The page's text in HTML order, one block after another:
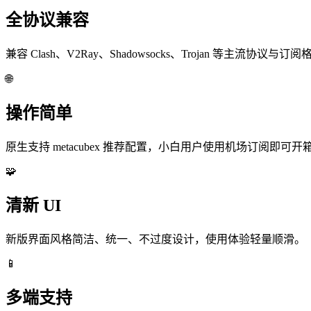
全协议兼容
兼容 Clash、V2Ray、Shadowsocks、Trojan 等主流协议与订阅格
🌐
操作简单
原生支持 metacubex 推荐配置，小白用户使用机场订阅即可开
🧩
清新 UI
新版界面风格简洁、统一、不过度设计，使用体验轻量顺滑。
📱
多端支持